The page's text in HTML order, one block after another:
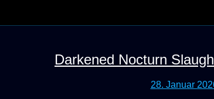
Darkened Nocturn
28. Januar